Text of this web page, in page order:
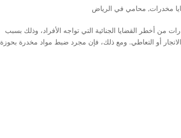
مخدرات, محامي في الرياض
من أخطر القضايا الجنائية التي تواجه الأفراد، وذلك بسبب
الاتجار أو التعاطي. ومع ذلك، فإن مجرد ضبط مواد مخدرة بحوزة